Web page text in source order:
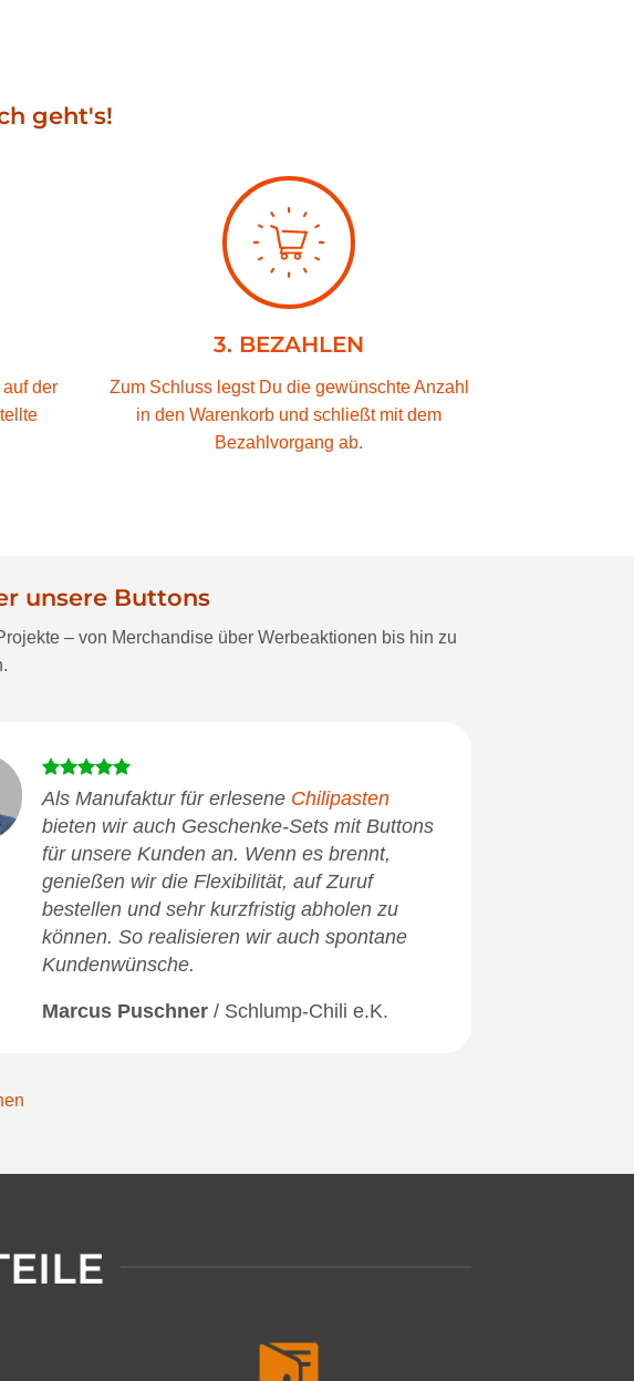
geht's!
der
3. BEZAHLEN
Zum Schluss legst Du die gewünschte Anzahl
in den Warenkorb und schließt mit dem
Bezahlvorgang ab.
unsere Buttons
– von Merchandise über Werbeaktionen bis hin zu
Als Manufaktur für erlesene Chilipasten
bieten wir auch Geschenke-Sets mit Buttons
für unsere Kunden an. Wenn es brennt,
genießen wir die Flexibilität, auf Zuruf
bestellen und sehr kurzfristig abholen zu
können. So realisieren wir auch spontane
Kundenwünsche.
Marcus Puschner / Schlump-Chili e.K.